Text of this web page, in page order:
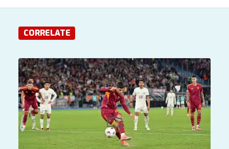
CORRELATE